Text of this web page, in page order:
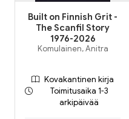
Built on Finnish Grit -
The Scanfil Story
1976-2026
Komulainen, Anitra
Kovakantinen kirja
Toimitusaika 1-3
arkipäivää